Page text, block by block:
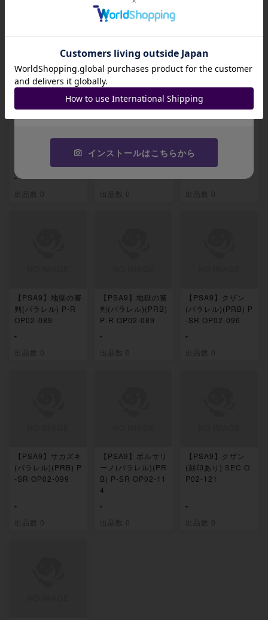
ド・ニューゲート
(パラレル)(PRB) P
-
出品数 0
(パラレル) P-R OP
02-018
-
出品数 0
(パラレル)(PRB) P
-R OP02-018
-
出品数 0
【PSA9】地獄の審
判(パラレル) P-R
OP02-089
-
出品数 0
【PSA9】地獄の審
判(パラレル)(PRB)
P-R OP02-089
-
出品数 0
【PSA9】クザン
(パラレル)(PRB) P
-SR OP02-096
-
出品数 0
【PSA9】サカズキ
(パラレル)(PRB) P
-SR OP02-099
-
出品数 0
【PSA9】ボルサリ
ーノ(パラレル)(PR
B) P-SR OP02-11
4
-
出品数 0
【PSA9】クザン
(刻印あり) SEC O
P02-121
-
出品数 0
招待コード
JA9XS8
コピーする
インストールはこちらから